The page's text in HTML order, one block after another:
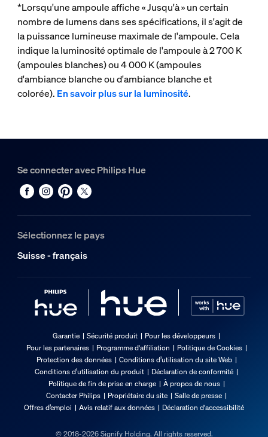
*Lorsqu'une ampoule affiche « Jusqu'à » un certain
nombre de lumens dans ses spécifications, il s'agit de
la puissance lumineuse maximale de l'ampoule. Cela
indique la luminosité optimale de l'ampoule à 2 700 K
(ampoules blanches) ou 4 000 K (ampoules
d'ambiance blanche ou d'ambiance blanche et
colorée). En savoir plus sur la luminosité.
Se connecter avec Philips Hue
Sélectionnez le pays
Suisse - français
Garantie Sécurité produit
Pour les développeurs
Pour les partenaires
Programme d'affiliation
Politique de Cookies
Protection des données
Conditions d’utilisation du site Web
Conditions d’utilisation du produit
Déclaration de conformité
Politique de fin de prise en charge
À propos de nous
Contacter Philips
Propriétaire du site
Salle de presse
Offres d’emploi
Avis relatif aux données Déclaration d'accessibilité
© 2018-2026 Signify Holding. All rights reserved.